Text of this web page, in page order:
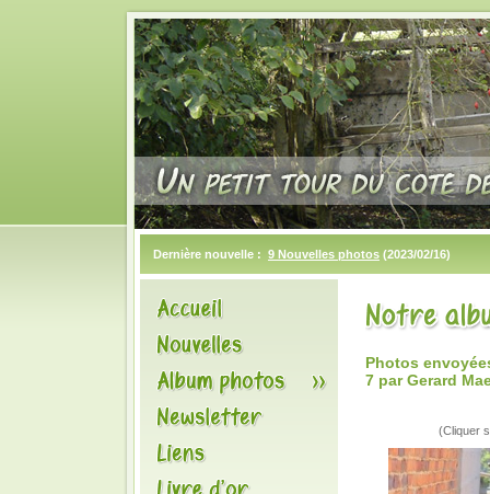
Dernière nouvelle : 9 Nouvelles photos (2023/02/16)
Photos
7 par Gerard
(Cliquer